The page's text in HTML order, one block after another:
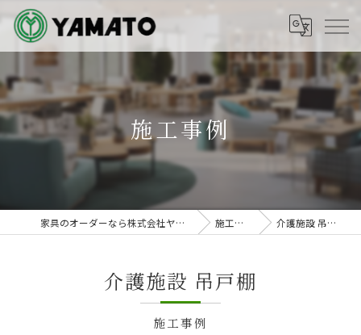
施工事例
家具のオーダーなら株式会社ヤマト 施工事例 介護施設 吊戸棚
施工事例
介護施設 吊戸棚